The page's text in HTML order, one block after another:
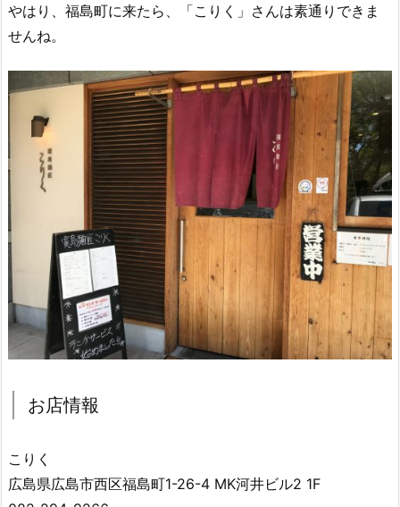
やはり、福島町に来たら、「こりく」さんは素通りできま
せんね。
お店情報
こりく
広島県広島市西区福島町1-26-4 MK河井ビル2 1F